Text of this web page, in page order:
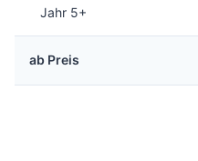
Jahr 5+
ab Preis